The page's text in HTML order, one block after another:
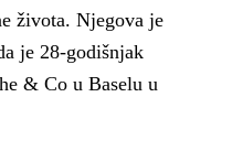
života. Njegova je
je 28-godišnjak
& Co u Baselu u